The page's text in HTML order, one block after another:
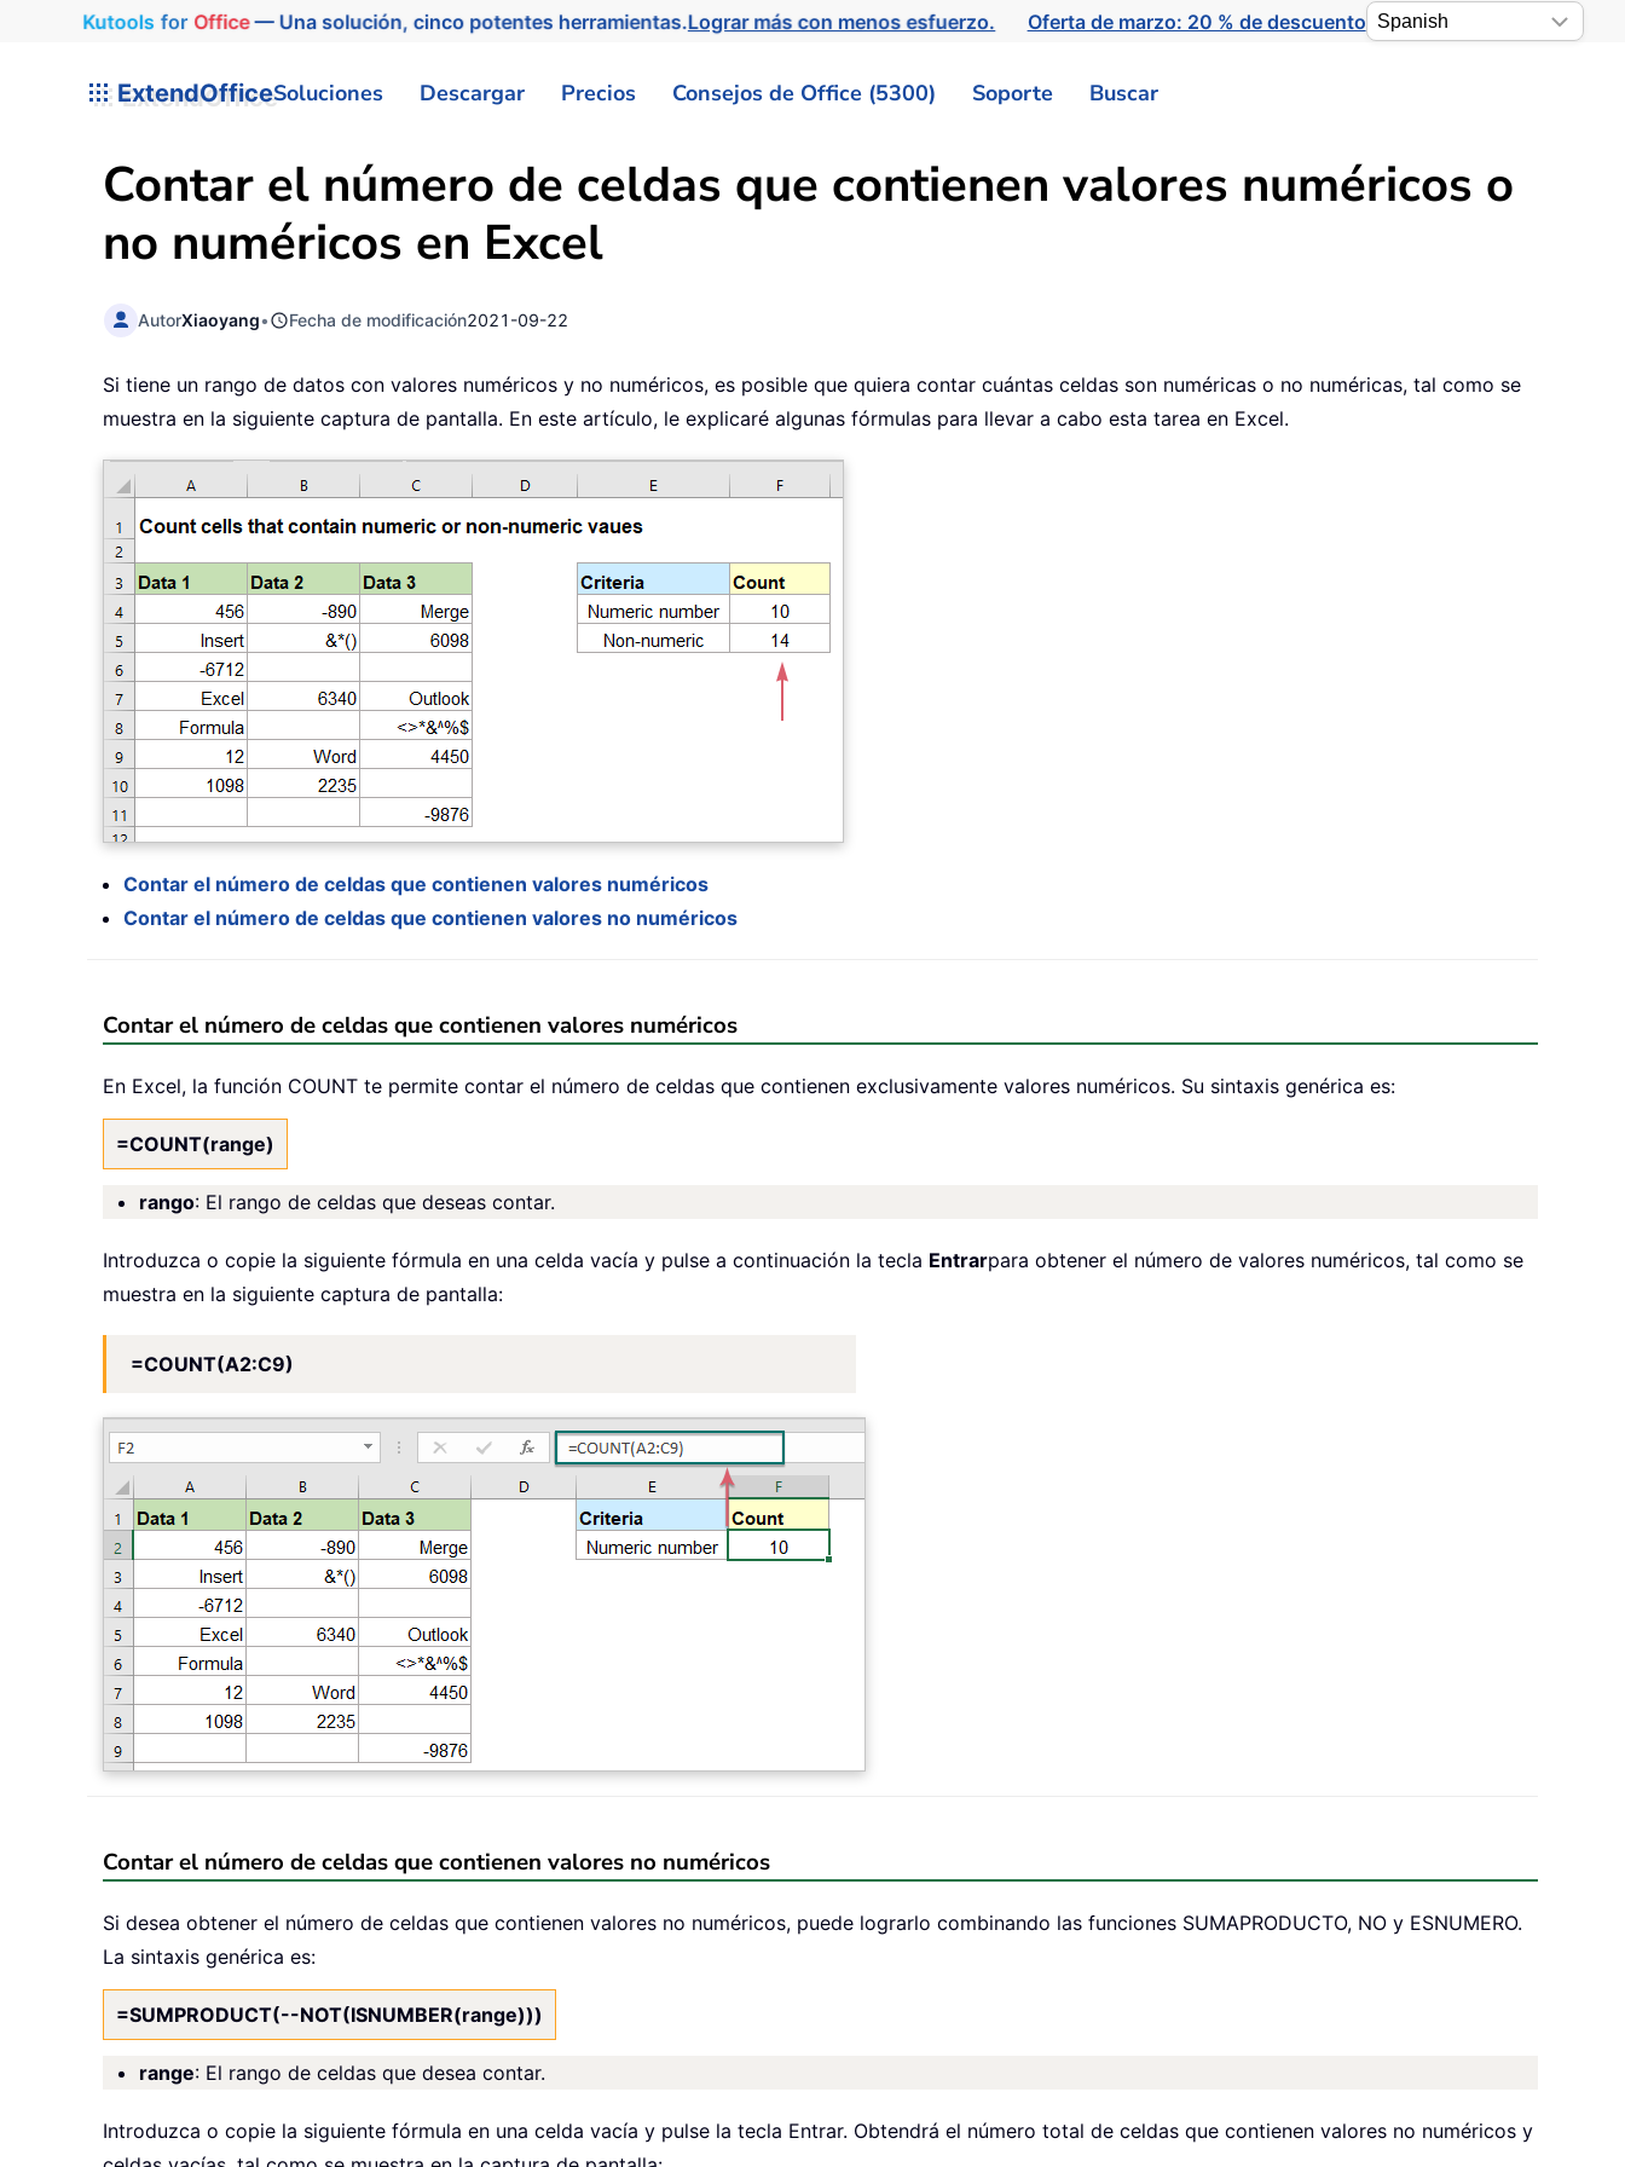
Kutools for Office— Una solución, cinco potentes herramientas.Lograr más con menos esfuerzo. Oferta de marzo: 20 % de descuento
ExtendOfficeSoluciones Descargar Precios Consejos de Office (5300) Soporte Buscar
Contar el número de celdas que contienen valores numéricos o
no numéricos en Excel
AutorXiaoyang• Fecha de modificación2021-09-22
Si tiene un rango de datos con valores numéricos y no numéricos, es posible que quiera contar cuántas celdas son numéricas o no numéricas, tal como se
muestra en la siguiente captura de pantalla. En este artículo, le explicaré algunas fórmulas para llevar a cabo esta tarea en Excel.
Contar el número de celdas que contienen valores numéricos
Contar el número de celdas que contienen valores no numéricos
Contar el número de celdas que contienen valores numéricos
En Excel, la función COUNT te permite contar el número de celdas que contienen exclusivamente valores numéricos. Su sintaxis genérica es:
=COUNT(range)
rango: El rango de celdas que deseas contar.
Introduzca o copie la siguiente fórmula en una celda vacía y pulse a continuación la tecla Entrarpara obtener el número de valores numéricos, tal como se
muestra en la siguiente captura de pantalla:
=COUNT(A2:C9)
Contar el número de celdas que contienen valores no numéricos
Si desea obtener el número de celdas que contienen valores no numéricos, puede lograrlo combinando las funciones SUMAPRODUCTO, NO y ESNUMERO.
La sintaxis genérica es:
=SUMPRODUCT(--NOT(ISNUMBER(range)))
range: El rango de celdas que desea contar.
Introduzca o copie la siguiente fórmula en una celda vacía y pulse la tecla Entrar. Obtendrá el número total de celdas que contienen valores no numéricos y